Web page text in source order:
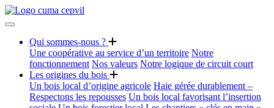
Qui sommes-nous ?
Une coopérative au service d’un territoire Notre
fonctionnement Nos valeurs Notre logique de circuit court
Les origines du bois
Un bois local d’origine agricole Haie gérée durablement –
Respectons les repousses Un bois local favorisant l’insertion